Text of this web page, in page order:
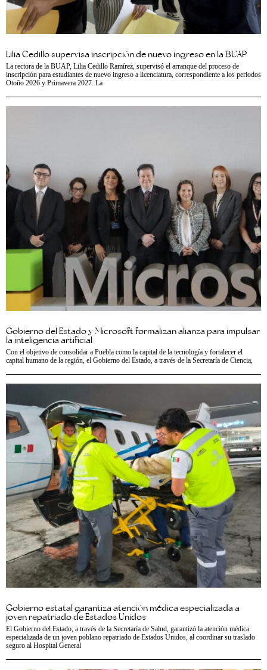
Lilia Cedillo supervisa inscripción de nuevo ingreso en la BUAP
La rectora de la BUAP, Lilia Cedillo Ramírez, supervisó el arranque del proceso de
inscripción para estudiantes de nuevo ingreso a licenciatura, correspondiente a los periodos
Otoño 2026 y Primavera 2027. La
Gobierno del Estado y Microsoft formalizan alianza para impulsar
la inteligencia artificial
Con el objetivo de consolidar a Puebla como la capital de la tecnología y fortalecer el
capital humano de la región, el Gobierno del Estado, a través de la Secretaría de Ciencia,
Gobierno estatal garantiza atención médica especializada a
joven repatriado de Estados Unidos
El Gobierno del Estado, a través de la Secretaría de Salud, garantizó la atención médica
especializada de un joven poblano repatriado de Estados Unidos, al coordinar su traslado
seguro al Hospital General